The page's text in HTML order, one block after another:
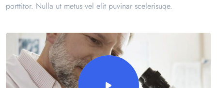
porttitor. Nulla ut metus vel elit puvinar scelerisuqe.